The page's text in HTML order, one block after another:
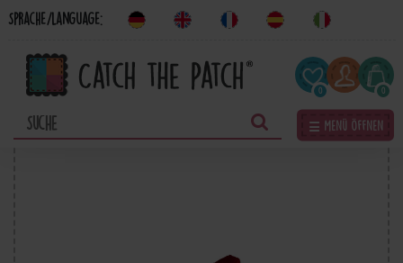
Sprache/Language:
0
☰ Menü öffnen